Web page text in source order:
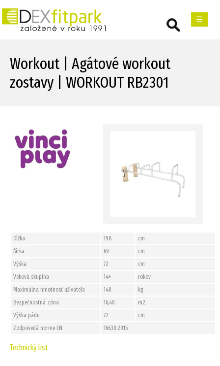
☰
Workout | Agátové workout
zostavy | WORKOUT RB2301
Dĺžka 198
cm
Šírka
69
cm
Výška
72
cm
Veková skupina
14+
rokov
Maximálna hmotnosť užívateľa
140
kg
Bezpečnostná zóna
16,40
m2
Výška pádu
72
cm
Zodpovedá norme EN
16630:2015
Technický list